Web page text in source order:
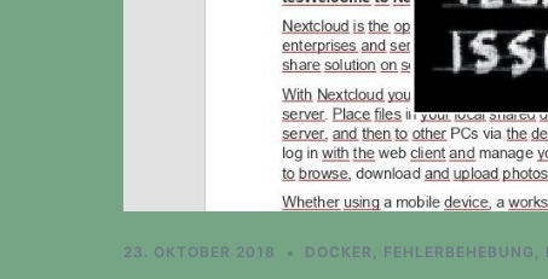
23. OKTOBER 2018 DOCKER FEHLERBEHEBUNG